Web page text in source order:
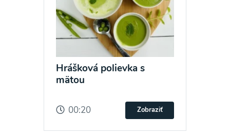
Hrášková polievka s
mätou
00:20 Zobraziť